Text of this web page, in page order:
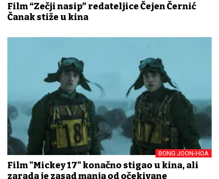
Film “Zečji nasip” redateljice Čejen Černić
Čanak stiže u kina
BONG JOON-HOA
Film "Mickey 17" konačno stigao u kina, ali
zarada je zasad manja od očekivane